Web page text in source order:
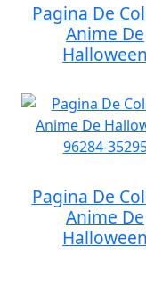
Pagina De
Anime De
Halloween
Pagina De
Anime De
Halloween